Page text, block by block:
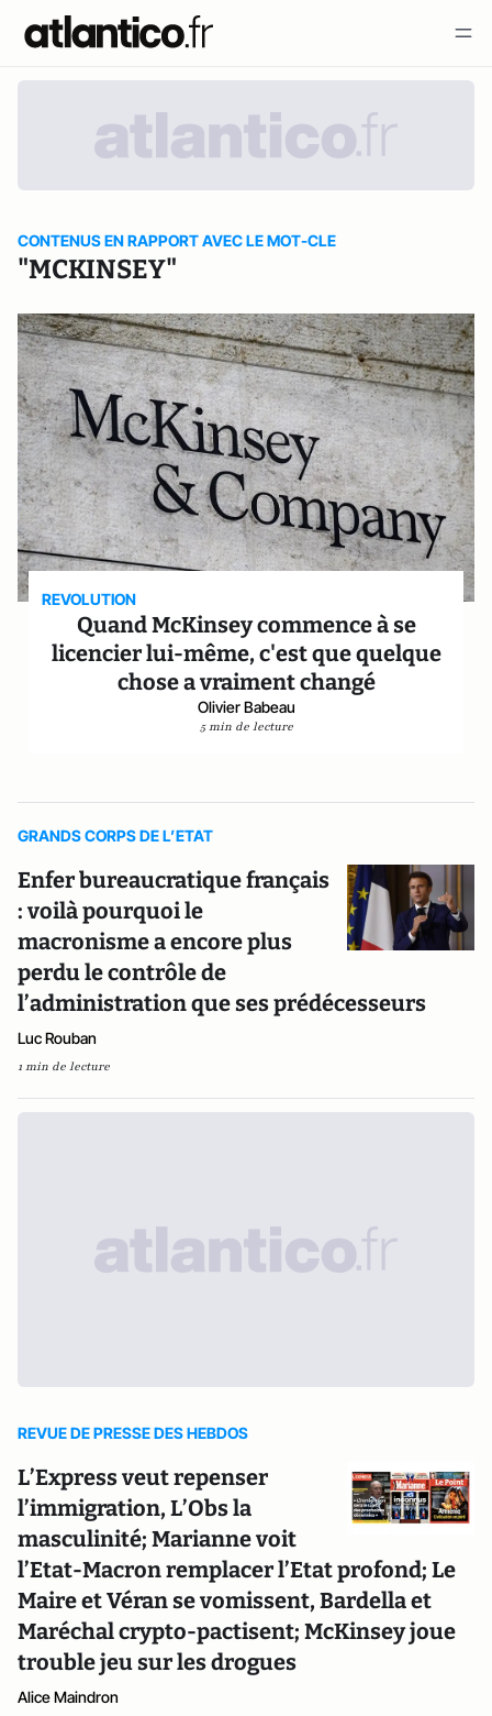
CONTENUS EN RAPPORT AVEC LE MOT-CLE
"MCKINSEY"
REVOLUTION
Quand McKinsey commence à se
licencier lui-même, c'est que quelque
chose a vraiment changé
Olivier Babeau
5 min de lecture
GRANDS CORPS DE L’ETAT
Enfer bureaucratique français
: voilà pourquoi le
macronisme a encore plus
perdu le contrôle de
l’administration que ses prédécesseurs
Luc Rouban
1 min de lecture
REVUE DE PRESSE DES HEBDOS
L’Express veut repenser
l’immigration, L’Obs la
masculinité; Marianne voit
l’Etat-Macron remplacer l’Etat profond; Le
Maire et Véran se vomissent, Bardella et
Maréchal crypto-pactisent; McKinsey joue
trouble jeu sur les drogues
Alice Maindron